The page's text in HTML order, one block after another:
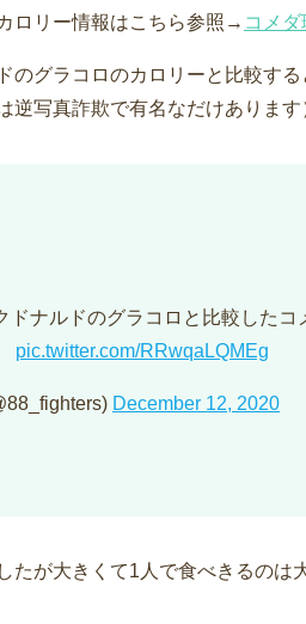
ロリー情報はこちら参照→ コメ
のグラコロのカロリーと比較す
逆写真詐欺で有名なだけあります
ドナルドのグラコロと比較したコ
pic.twitter.com/RRwqaLQMEg
December 12, 2020
たが大きくて1人で食べきるのは